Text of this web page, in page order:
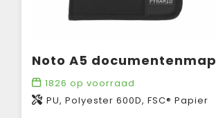
Noto A5 documentenmap
1826 op voorraad
PU, Polyester 600D, FSC® Papier